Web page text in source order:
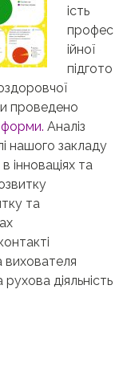
ість
профес
ійної
підгото
проведено
Аналіз
нашого закладу
інноваціях та
та
вихователя
діяльність